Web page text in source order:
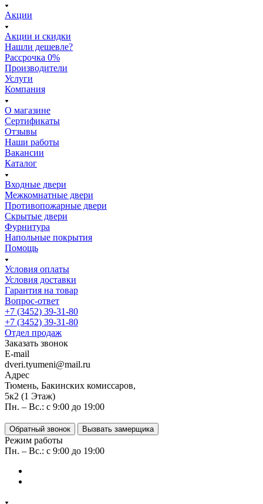
Акции
Акции и скидки
Нашли дешевле?
Рассрочка 0%
Производители
Услуги
Компания
О магазине
Сертификаты
Отзывы
Наши работы
Вакансии
Каталог
Входные двери
Межкомнатные двери
Противопожарные двери
Скрытые двери
Фурнитура
Напольные покрытия
Помощь
Условия оплаты
Условия доставки
Гарантия на товар
Вопрос-ответ
+7 (3452) 39-31-80
+7 (3452) 39-31-80
Отдел продаж
Заказать звонок
E-mail
dveri.tyumeni@mail.ru
Адрес
Тюмень, Бакинских комиссаров,
5к2 (1 Этаж)
Пн. – Вс.: с 9:00 до 19:00
Обратный звонок Вызвать замерщика
Режим работы
Пн. – Вс.: с 9:00 до 19:00